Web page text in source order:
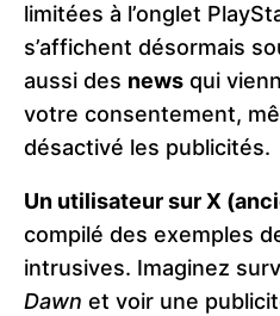
limitées à l’onglet
s’affichent désormais
aussi des news qui
votre consentement,
désactivé les publicités.
Un utilisateur sur X
compilé des exemples
intrusives. Imaginez
Dawn et voir une